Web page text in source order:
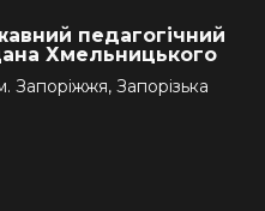
педагогічний
Хмельницького
Запоріжжя, Запорізька